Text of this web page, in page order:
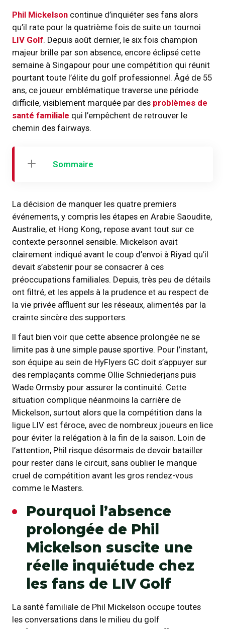
Phil Mickelson continue d’inquiéter ses fans alors
qu’il rate pour la quatrième fois de suite un tournoi
LIV Golf. Depuis août dernier, le six fois champion
majeur brille par son absence, encore éclipsé cette
semaine à Singapour pour une compétition qui réunit
pourtant toute l’élite du golf professionnel. Âgé de 55
ans, ce joueur emblématique traverse une période
difficile, visiblement marquée par des problèmes de
santé familiale qui l’empêchent de retrouver le
chemin des fairways.
Sommaire
La décision de manquer les quatre premiers
événements, y compris les étapes en Arabie Saoudite,
Australie, et Hong Kong, repose avant tout sur ce
contexte personnel sensible. Mickelson avait
clairement indiqué avant le coup d’envoi à Riyad qu’il
devait s’abstenir pour se consacrer à ces
préoccupations familiales. Depuis, très peu de détails
ont filtré, et les appels à la prudence et au respect de
la vie privée affluent sur les réseaux, alimentés par la
crainte sincère des supporters.
Il faut bien voir que cette absence prolongée ne se
limite pas à une simple pause sportive. Pour l’instant,
son équipe au sein de HyFlyers GC doit s’appuyer sur
des remplaçants comme Ollie Schniederjans puis
Wade Ormsby pour assurer la continuité. Cette
situation complique néanmoins la carrière de
Mickelson, surtout alors que la compétition dans la
ligue LIV est féroce, avec de nombreux joueurs en lice
pour éviter la relégation à la fin de la saison. Loin de
l’attention, Phil risque désormais de devoir batailler
pour rester dans le circuit, sans oublier le manque
cruel de compétition avant les gros rendez-vous
comme le Masters.
Pourquoi l’absence
prolongée de Phil
Mickelson suscite une
réelle inquiétude chez
les fans de LIV Golf
La santé familiale de Phil Mickelson occupe toutes
les conversations dans le milieu du golf